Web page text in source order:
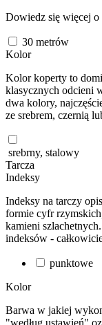
Dowiedz się więcej o
30 metrów
Kolor
Kolor koperty to
klasycznych odcieni
dwa kolory,
ze srebrem, czernią
srebrny, stalowy
Tarcza
Indeksy
Indeksy na tarczy
formie cyfr
kamieni
indeksów -
punktowe
Kolor
Barwa w jakiej
"według ustawień"